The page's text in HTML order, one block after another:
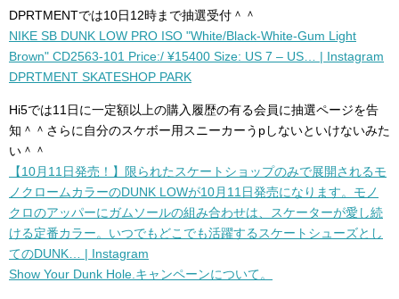
DPRTMENTでは10日12時まで抽選受付＾＾
NIKE SB DUNK LOW PRO ISO "White/Black-White-Gum Light
Brown" CD2563-101 Price:/ ¥15400 Size: US 7 – US… | Instagram
DPRTMENT SKATESHOP PARK
Hi5では11日に一定額以上の購入履歴の有る会員に抽選ページを告
知＾＾さらに自分のスケボー用スニーカーうpしないといけないみた
い＾＾
【10月11日発売！】限られたスケートショップのみで展開されるモ
ノクロームカラーのDUNK LOWが10月11日発売になります。モノ
クロのアッパーにガムソールの組み合わせは、スケーターが愛し続
ける定番カラー。いつでもどこでも活躍するスケートシューズとし
てのDUNK… | Instagram
Show Your Dunk Hole.キャンペーンについて。